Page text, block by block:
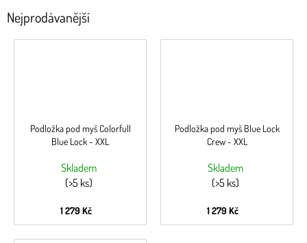
Nejprodávanější
Podložka pod myš Colorfull
Blue Lock - XXL
Skladem
(>5 ks)
1 279 Kč
Podložka pod myš Blue Lock
Crew - XXL
Skladem
(>5 ks)
1 279 Kč